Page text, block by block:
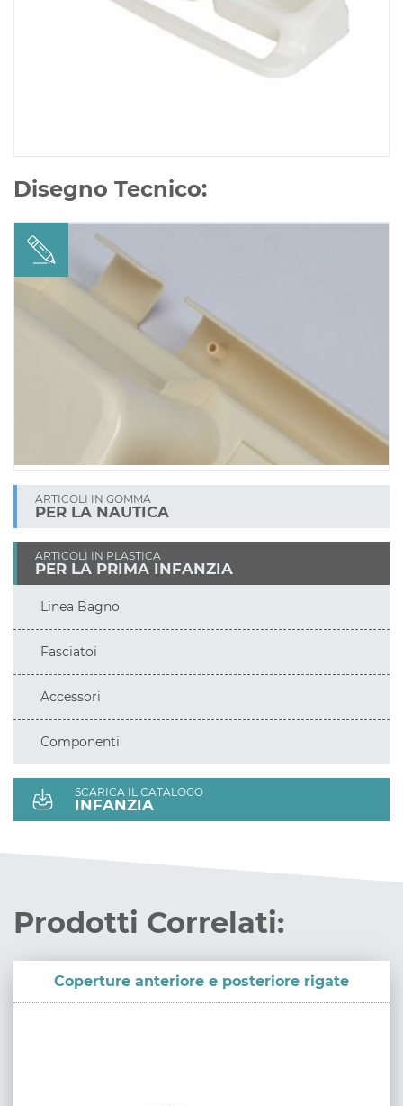
ARTICOLI IN GOMMA
PER LA NAUTICA
ARTICOLI IN PLASTICA
PER LA PRIMA INFANZIA
Linea Bagno
Fasciatoi
Accessori
Componenti
SCARICA IL CATALOGO
INFANZIA
Disegno Tecnico:
Prodotti Correlati:
Coperture anteriore e posteriore rigate